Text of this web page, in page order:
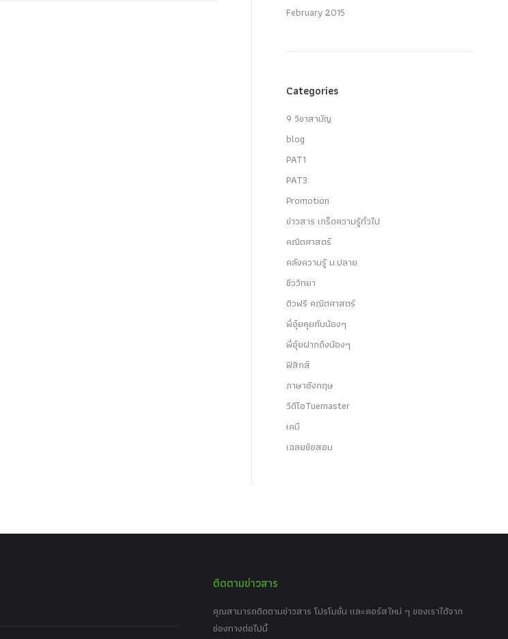
February 2015
Categories
9 วิชาสามัญ
blog
PAT1
PAT3
Promotion
ข่าวสาร เกร็ดความรู้ทั่วไป
คณิตศาสตร์
คลังความรู้ ม.ปลาย
ชีววิทยา
ติวฟรี คณิตศาสตร์
พี่อุ๋ยคุยกับน้องๆ
พี่อุ๋ยฝากถึงน้องๆ
ฟิสิกส์
ภาษาอังกฤษ
วีดีโอTuemaster
เคมี
เฉลยข้อสอบ
ติดตามข่าวสาร
คุณสามารถติดตามข่าวสาร โปรโมชั่น และคอร์สใหม่ ๆ ของเราได้จาก
ช่องทางต่อไปนี้